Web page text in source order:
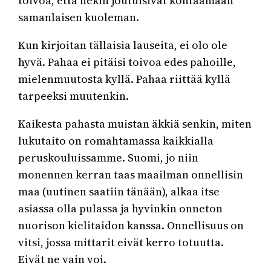
samanlaisen kuoleman.
Kun kirjoitan tällaisia lauseita, ei olo ole
hyvä. Pahaa ei pitäisi toivoa edes pahoille,
mielenmuutosta kyllä. Pahaa riittää kyllä
tarpeeksi muutenkin.
Kaikesta pahasta muistan äkkiä senkin, miten
lukutaito on romahtamassa kaikkialla
peruskouluissamme. Suomi, jo niin
monennen kerran taas maailman onnellisin
maa (uutinen saatiin tänään), alkaa itse
asiassa olla pulassa ja hyvinkin onneton
nuorison kielitaidon kanssa. Onnellisuus on
vitsi, jossa mittarit eivät kerro totuutta.
Eivät ne vain voi.